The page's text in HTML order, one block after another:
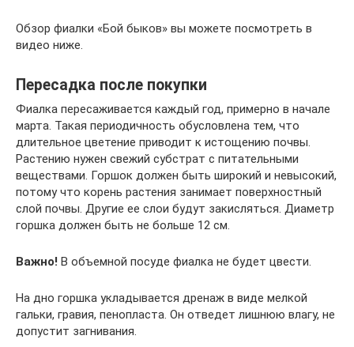
Обзор фиалки «Бой быков» вы можете посмотреть в
видео ниже.
Пересадка после покупки
Фиалка пересаживается каждый год, примерно в начале
марта. Такая периодичность обусловлена тем, что
длительное цветение приводит к истощению почвы.
Растению нужен свежий субстрат с питательными
веществами. Горшок должен быть широкий и невысокий,
потому что корень растения занимает поверхностный
слой почвы. Другие ее слои будут закисляться. Диаметр
горшка должен быть не больше 12 см.
Важно! В объемной посуде фиалка не будет цвести.
На дно горшка укладывается дренаж в виде мелкой
гальки, гравия, пенопласта. Он отведет лишнюю влагу, не
допустит загнивания.